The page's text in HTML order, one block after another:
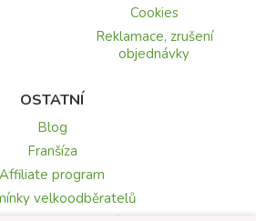
Cookies
Reklamace, zrušení
objednávky
OSTATNÍ
Blog
Franšíza
Affiliate program
velkoodběratelů